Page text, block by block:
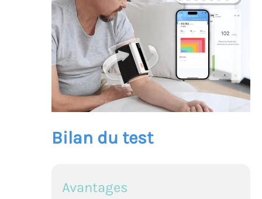
Bilan du test
Avantages